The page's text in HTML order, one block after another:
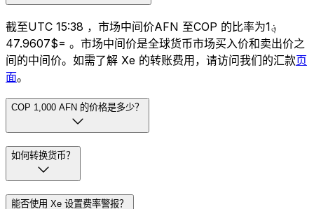
截至UTC 15:38 ，市场中间价AFN 至COP 的比率为؋1
=$47.9607 。市场中间价是全球货币市场买入价和卖出价之
间的中间价。如需了解 Xe 的转账费用，请访问我们的汇款页
面。
COP 1,000 AFN 的价格是多少？
如何转换货币？
能否使用 Xe 设置费率警报？